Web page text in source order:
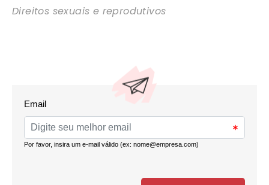
Direitos sexuais e reprodutivos